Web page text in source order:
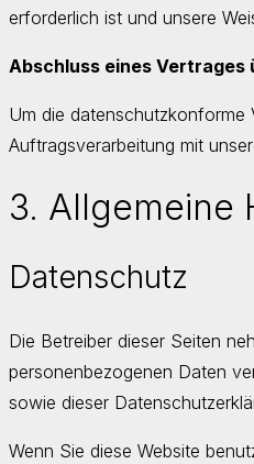
erforderlich ist und unsere
Abschluss eines
Um die datenschutzkonforme
Auftragsverarbeitung mit
3. Allgemeine
Datenschutz
Die Betreiber dieser Seiten
personenbezogenen Daten
sowie dieser
Wenn Sie diese Website